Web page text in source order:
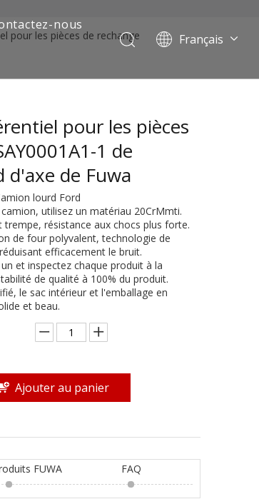
nous
Français
Pусский
Español
pour les pièces de rechange
pour les pièces
1 de
d'axe de Fuwa
lourd Ford
utilisez un matériau 20CrMmti.
résistance aux chocs plus forte.
de four polyvalent, technologie de
efficacement le bruit.
et inspectez chaque produit à la
de qualité à 100% du produit.
le sac intérieur et l'emballage en
et beau.
Ajouter au panier
FUWA FAQ